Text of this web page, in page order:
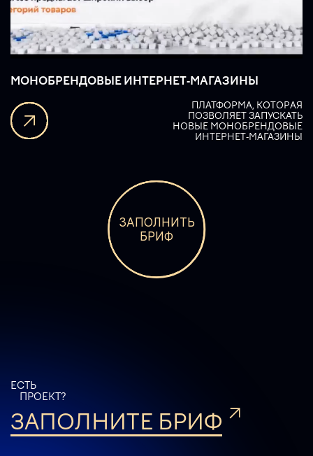
МОНОБРЕНДОВЫЕ ИНТЕРНЕТ‑МАГАЗИНЫ
ПЛАТФОРМА, КОТОРАЯ
ПОЗВОЛЯЕТ ЗАПУСКАТЬ
НОВЫЕ МОНОБРЕНДОВЫЕ
ИНТЕРНЕТ-МАГАЗИНЫ
ЗАПОЛНИТЬ
БРИФ
ЕСТЬ
ПРОЕКТ?
ЗАПОЛНИТЕ БРИФ